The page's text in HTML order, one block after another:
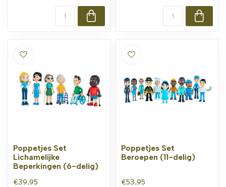
Poppetjes Set
Lichamelijke
Beperkingen (6-delig)
€39,95
Poppetjes Set
Beroepen (11-delig)
€53,95